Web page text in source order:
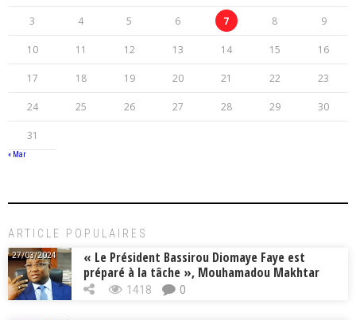
3 4 5 6 7 8 9
10 11 12 13 14 15 16
17 18 19 20 21 22 23
24 25 26 27 28 29 30
31
« Mar
ARTICLE POPULAIRES
27/03/2024
« Le Président Bassirou Diomaye Faye est
préparé à la tâche », Mouhamadou Makhtar
Cissé, Min. Intérieur
1418 0